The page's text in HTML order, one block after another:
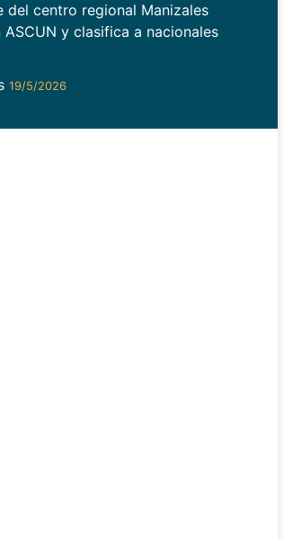
del centro regional Manizales
y clasifica a nacionales
19/5/2026